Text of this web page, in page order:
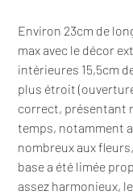
Environ 23cm de
max avec le décor
intérieures 15,5cm
plus étroit
correct, présentant
temps, notamment
nombreux aux
base a été limée
assez harmonieux,